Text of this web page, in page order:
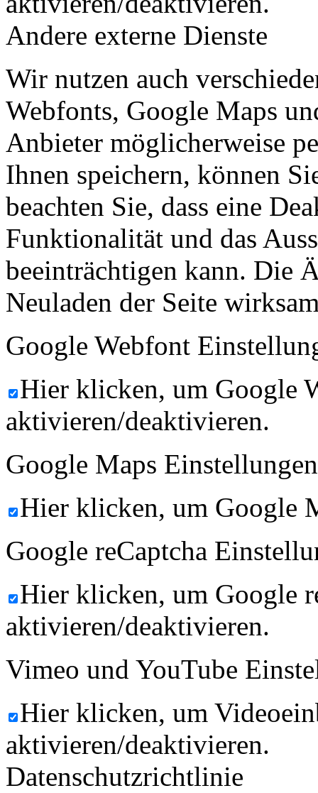
Andere externe Dienste
Wir nutzen auch
Webfonts, Google Maps
Anbieter möglicherweise
Ihnen speichern, können
beachten Sie, dass eine
Funktionalität und das
beeinträchtigen kann. Die
Neuladen der Seite
Google Webfont
Hier klicken, um Google
aktivieren/deaktivieren.
Google Maps
Hier klicken, um Google
Google reCaptcha
Hier klicken, um Google
aktivieren/deaktivieren.
Vimeo und YouTube
Hier klicken, um
aktivieren/deaktivieren.
Datenschutzrichtlinie